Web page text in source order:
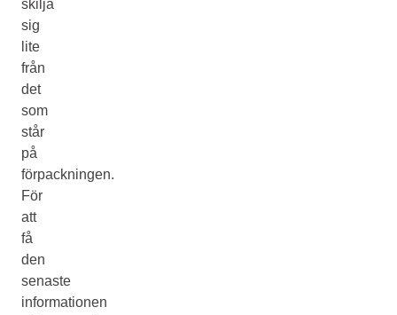
skilja
sig
lite
från
det
som
står
på
förpackningen.
För
att
få
den
senaste
informationen